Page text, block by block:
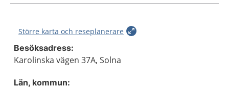
Större karta och reseplanerare
Besöksadress:
Karolinska vägen 37A, Solna
Län, kommun: